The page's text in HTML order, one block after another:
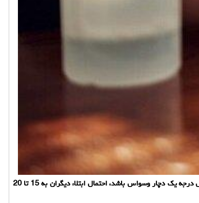
به گزارش خود درمانی، متخصص روانشناسی سلامت اظهار داشت: عوامل مختلفی چون ژنتیک و ارث موجب بروز وسواس خواهند شد، بطوریکه اگر در فامیل درجه یک دچار وسواس باشد، احتمال ابتلاء دیگران به 15 تا 20